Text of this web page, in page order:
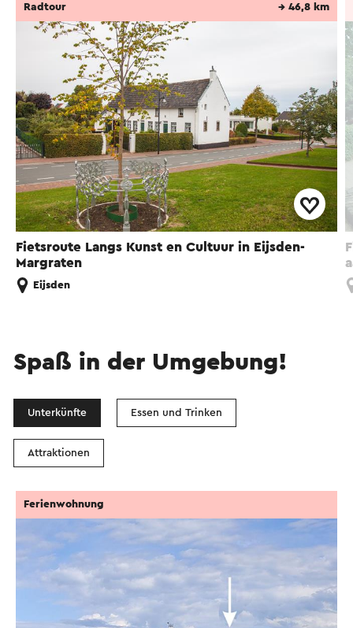
Fietsroute Langs Kunst en Cultuur in Eijsden-
Margraten
Radtour → 46,8 km
Eijsden
Spaß in der Umgebung!
Unterkünfte Essen und Trinken
Attraktionen
Ferienwohnung